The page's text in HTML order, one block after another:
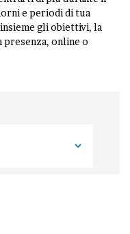
e periodi di tua
gli obiettivi, la
presenza, online o